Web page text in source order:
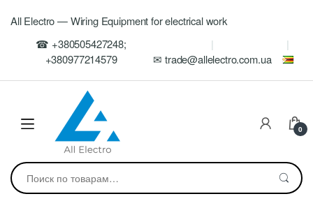
navigation
All Electro — Wiring Equipment for electrical work
☎ +380505427248;
+380977214579
✉ trade@allelectro.com.ua
0
Искать: